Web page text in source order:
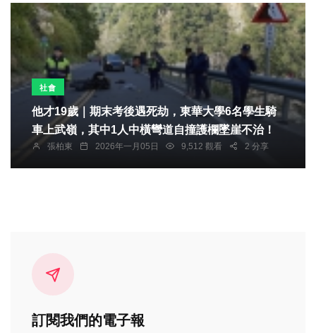
社會
他才19歲｜期末考後遇死劫，東華大學6名學生騎
車上武嶺，其中1人中橫彎道自撞護欄墜崖不治！
張柏東 2026年一月05日 9,512 觀看 2 分享
訂閱我們的電子報